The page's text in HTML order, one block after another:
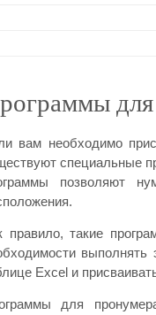
вам необходимо
специальные
позволяют
правило, такие
Excel и
для